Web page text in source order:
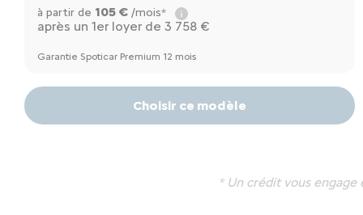
à partir de 105 € /mois*
après un 1er loyer de 3 758 €
Garantie Spoticar Premium 12 mois
Choisir ce modèle
* Un crédit vous